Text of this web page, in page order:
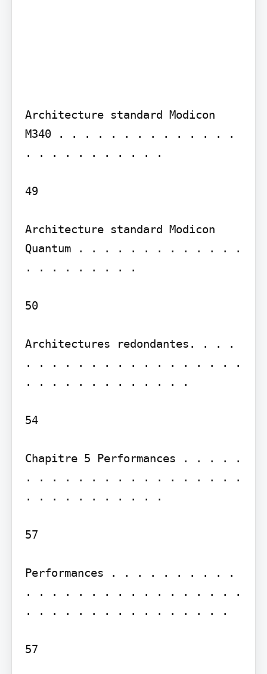
Architecture standard Modicon
M340 . . . . . . . . . . . . . .
. . . . . . . . . . .
49
Architecture standard Modicon
Quantum . . . . . . . . . . . . .
. . . . . . . . .
50
Architectures redondantes. . . .
. . . . . . . . . . . . . . . . .
. . . . . . . . . . . . .
54
Chapitre 5 Performances . . . . .
. . . . . . . . . . . . . . . . .
. . . . . . . . . . .
57
Performances . . . . . . . . . .
. . . . . . . . . . . . . . . . .
. . . . . . . . . . . . . . . .
57